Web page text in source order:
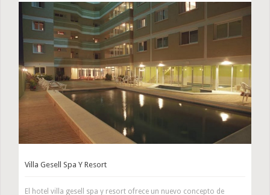
Villa Gesell Spa Y Resort
El hotel villa gesell spa y resort ofrece un nuevo concepto de